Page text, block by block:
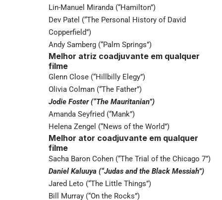
Lin-Manuel Miranda (“Hamilton”)
Dev Patel (“The Personal History of David
Copperfield”)
Andy Samberg (“Palm Springs”)
Melhor atriz coadjuvante em qualquer
filme
Glenn Close (“Hillbilly Elegy”)
Olivia Colman (“The Father”)
Jodie Foster (“The Mauritanian”)
Amanda Seyfried (“Mank”)
Helena Zengel (“News of the World”)
Melhor ator coadjuvante em qualquer
filme
Sacha Baron Cohen (“The Trial of the Chicago 7”)
Daniel Kaluuya (“Judas and the Black Messiah”)
Jared Leto (“The Little Things”)
Bill Murray (“On the Rocks”)